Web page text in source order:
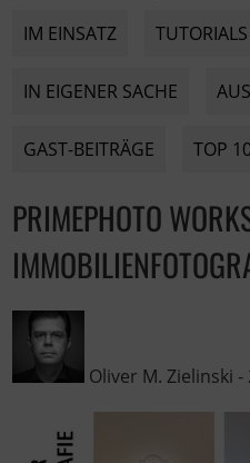
IM EINSATZ
TUTORIALS
IN EIGENER SACHE
GAST-BEITRÄGE TOP
PRIMEPHOTO
Oliver M. Zielinski -